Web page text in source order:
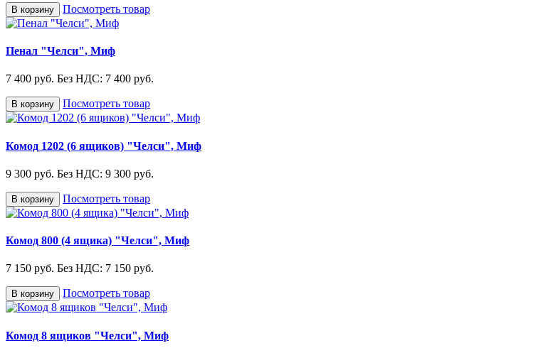
В корзину Посмотреть товар
Пенал "Челси", Миф
7 400 руб. Без НДС: 7 400 руб.
В корзину Посмотреть товар
Комод 1202 (6 ящиков) "Челси", Миф
9 300 руб. Без НДС: 9 300 руб.
В корзину Посмотреть товар
Комод 800 (4 ящика) "Челси", Миф
7 150 руб. Без НДС: 7 150 руб.
В корзину Посмотреть товар
Комод 8 ящиков "Челси", Миф